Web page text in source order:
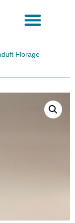
Florage